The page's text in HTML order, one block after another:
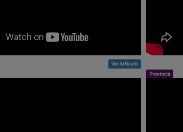
Ver Artículo
Provincia